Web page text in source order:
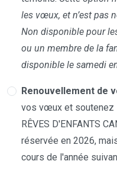
les vœux, et n’est pas
Non disponible pour
ou un membre de la
disponible le samedi
Renouvellement de
vos vœux et soutenez
RÊVES D'ENFANTS
réservée en 2026,
cours de l'année